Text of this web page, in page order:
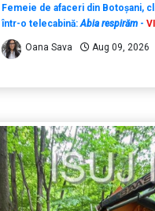
Femeie de afaceri din Botoșani,
într-o telecabină: Abia respirăm -
Oana Sava Aug 09, 2026